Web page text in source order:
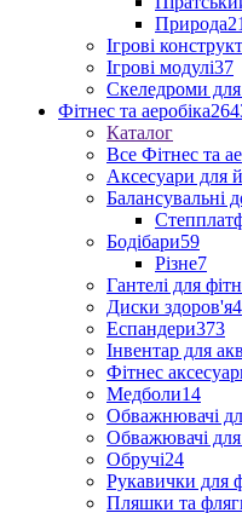
Природа
Ігрові
Ігрові модулі37
Скеледроми для
Фітнес та аеробіка
Каталог
Все Фітнес та
Аксесуари для
Балансувальні
Бодібари59
Різне7
Гантелі для
Диски здоров'я4
Еспандери373
Інвентар для
Фітнес
Медболи14
Обважнювачі
Обважювачі для
Обручі24
Рукавички для
Пляшки та